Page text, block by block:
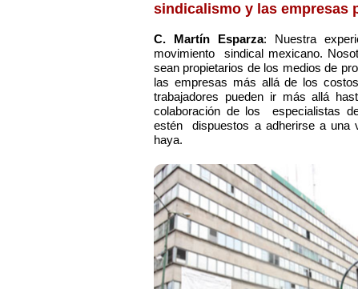
sindicalismo y las empresas
C. Martín Esparza: Nuestra
movimiento sindical mexicano.
sean propietarios de los medios de
las empresas más allá de los
trabajadores pueden ir más allá
colaboración de los especialistas
estén dispuestos a adherirse a
haya.